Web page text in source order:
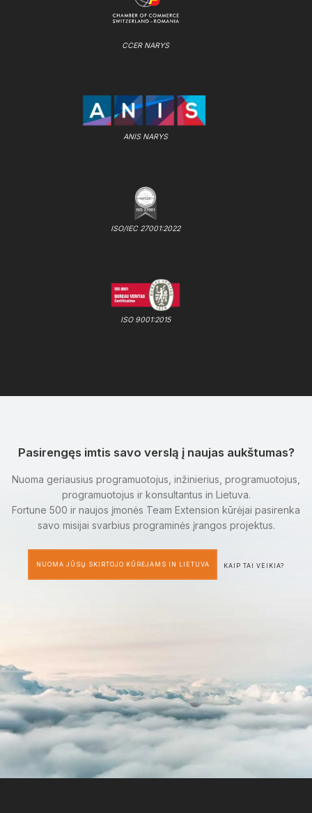
CCER NARYS
ANIS NARYS
ISO/IEC 27001:2022
ISO 9001:2015
Pasirengęs imtis savo verslą į naujas aukštumas?
Nuoma geriausius programuotojus, inžinierius, programuotojus,
programuotojus ir konsultantus in Lietuva.
Fortune 500 ir naujos įmonės Team Extension kūrėjai pasirenka
savo misijai svarbius programinės įrangos projektus.
NUOMA JŪSŲ SKIRTOJO KŪRĖJAMS IN LIETUVA KAIP TAI VEIKIA?